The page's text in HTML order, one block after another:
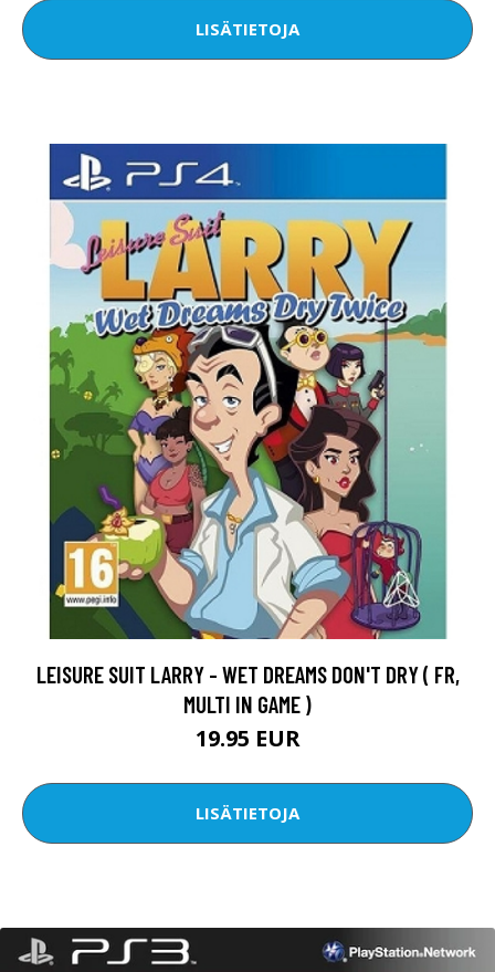
LISÄTIETOJA
LEISURE SUIT LARRY - WET DREAMS DON'T DRY ( FR,
MULTI IN GAME )
19.95 EUR
LISÄTIETOJA